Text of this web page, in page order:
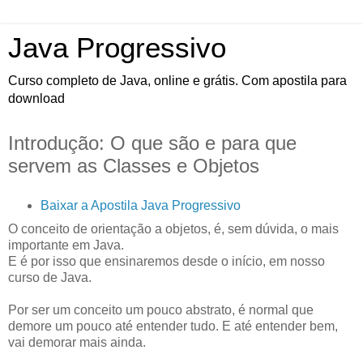
Java Progressivo
Curso completo de Java, online e grátis. Com apostila para
download
Introdução: O que são e para que
servem as Classes e Objetos
Baixar a Apostila Java Progressivo
O conceito de orientação a objetos, é, sem dúvida, o mais
importante em Java.
E é por isso que ensinaremos desde o início, em nosso
curso de Java.
Por ser um conceito um pouco abstrato, é normal que
demore um pouco até entender tudo. E até entender bem,
vai demorar mais ainda.